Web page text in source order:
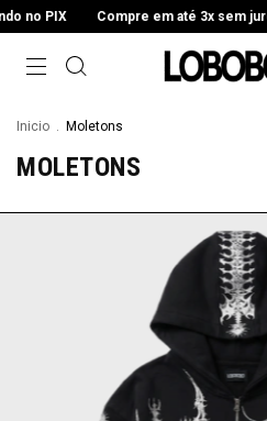
no PIX Compre em até 3x sem juros
Inicio . Moletons
MOLETONS